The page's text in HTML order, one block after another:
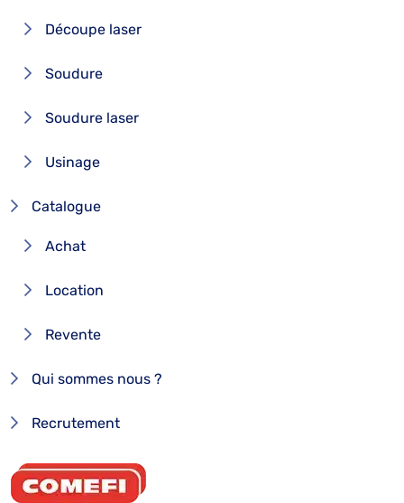
Découpe laser
Soudure
Soudure laser
Usinage
Catalogue
Achat
Location
Revente
Qui sommes nous ?
Recrutement